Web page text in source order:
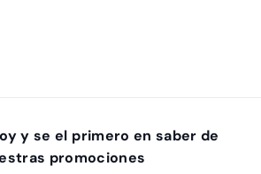
y se el primero en saber de
promociones